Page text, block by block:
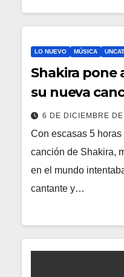
LO NUEVO MÚSICA
Shakira pone
su nueva
6 DE DICIEMBRE
Con escasas 5
canción de Shakira,
en el mundo
cantante y…